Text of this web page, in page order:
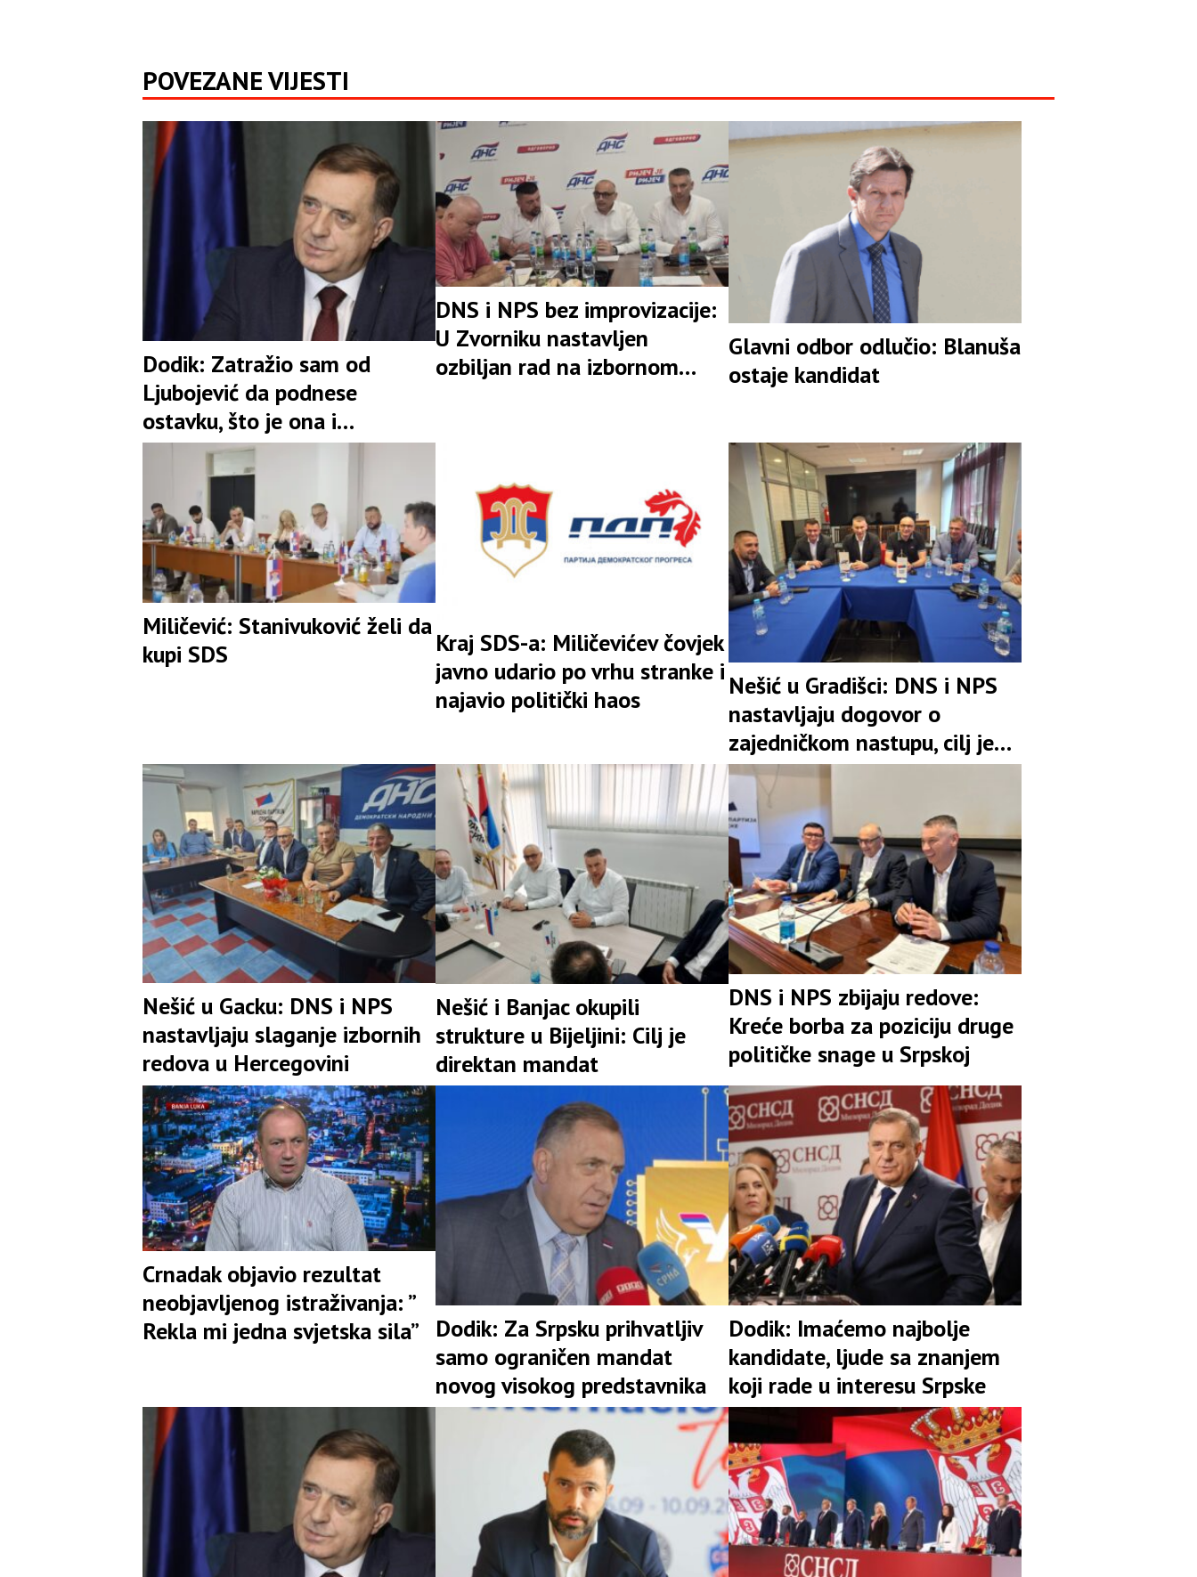
POVEZANE VIJESTI
Dodik: Zatražio sam od
Ljubojević da podnese
ostavku, što je ona i
prihvatila
DNS i NPS bez improvizacije:
U Zvorniku nastavljen
ozbiljan rad na izbornom
Glavni odbor odlučio: Blanuša
ostaje kandidat
Miličević: Stanivuković želi da
kupi SDS
Kraj SDS-a: Miličevićev čovjek
javno udario po vrhu stranke i
najavio politički haos
Nešić u Gradišci: DNS i NPS
nastavljaju dogovor o
zajedničkom nastupu, cilj je
snažna pozicija u koaliciji
Nešić u Gacku: DNS i NPS
nastavljaju slaganje izbornih
redova u Hercegovini
Nešić i Banjac okupili
strukture u Bijeljini: Cilj je
direktan mandat
DNS i NPS zbijaju redove:
Kreće borba za poziciju druge
političke snage u Srpskoj
Crnadak objavio rezultat
neobjavljenog istraživanja: ”
Rekla mi jedna svjetska sila”
Dodik: Za Srpsku prihvatljiv
samo ograničen mandat
novog visokog predstavnika
Dodik: Imaćemo najbolje
kandidate, ljude sa znanjem
koji rade u interesu Srpske